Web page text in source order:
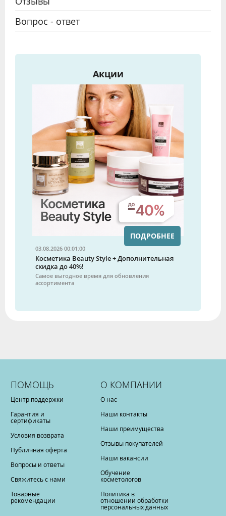
Вопрос - ответ
Акции
03.08.2026 00:01:00
Косметика Beauty Style + Дополнительная
скидка до 40%!
Самое выгодное время для обновления
ассортимента
ПОДРОБНЕЕ
ПОМОЩЬ
Центр поддержки
Гарантия и
сертификаты
Условия возврата
Публичная оферта
Вопросы и ответы
Свяжитесь с нами
Товарные
рекомендации
О КОМПАНИИ
О нас
Наши контакты
Наши преимущества
Отзывы покупателей
Наши вакансии
Обучение
косметологов
Политика в
отношении обработки
персональных данных